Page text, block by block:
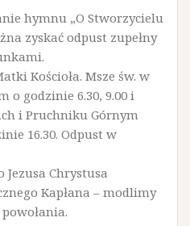
hymnu „O Stworzycielu
zyskać odpust zupełny
Kościoła. Msze św. w
o godzinie 6.30, 9.00 i
i Pruchniku Górnym
16.30. Odpust w
Jezusa Chrystusa
Kapłana – modlimy